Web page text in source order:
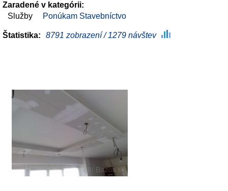
Zaradené v kategórii:
Služby
Ponúkam Stavebníctvo
Štatistika: 8791 zobrazení / 1279 návštev